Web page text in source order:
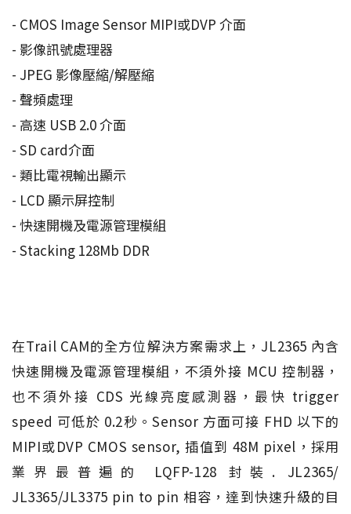
- CMOS Image Sensor MIPI或DVP 介面
- 影像訊號處理器
- JPEG 影像壓縮/解壓縮
- 聲頻處理
- 高速 USB 2.0 介面
- SD card介面
- 類比電視輸出顯示
- LCD 顯示屏控制
- 快速開機及電源管理模組
- Stacking 128Mb DDR
在Trail CAM的全方位解決方案需求上，JL2365 內含
快速開機及電源管理模組，不須外接 MCU 控制器，
也不須外接 CDS 光線亮度感測器，最快 trigger
speed 可低於 0.2秒。Sensor 方面可接 FHD 以下的
MIPI或DVP CMOS sensor, 插值到 48M pixel，採用
業界最普遍的 LQFP-128 封裝. JL2365/
JL3365/JL3375 pin to pin 相容，達到快速升級的目